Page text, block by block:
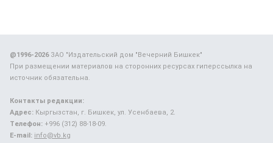
@1996-2026ЗАО "Издательский дом "Вечерний Бишкек"
При размещении материалов на сторонних ресурсах гиперссылка на
источник обязательна.
Контакты редакции:
Адрес: Кыргызстан, г. Бишкек, ул. Усенбаева, 2.
Телефон: +996 (312) 88-18-09.
E-mail: info@vb.kg